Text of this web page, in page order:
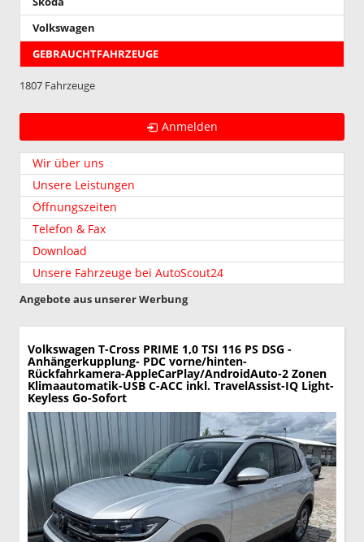
Volkswagen
GEBRAUCHTFAHRZEUGE
1807 Fahrzeuge
Anmelden
Wir über uns
Unsere Leistungen
Öffnungszeiten
Telefon & Fax
Download
Unsere Fahrzeuge bei AutoScout24
Angebote aus unserer Werbung
Volkswagen T-Cross PRIME 1,0 TSI 116 PS DSG -
Anhängerkupplung- PDC vorne/hinten-
Rückfahrkamera-AppleCarPlay/AndroidAuto-2 Zonen
Klimaautomatik-USB C-ACC inkl. TravelAssist-IQ Light-
Keyless Go-Sofort